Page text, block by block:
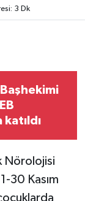
3 Dk
katıldı
Nörolojisi
30 Kasım